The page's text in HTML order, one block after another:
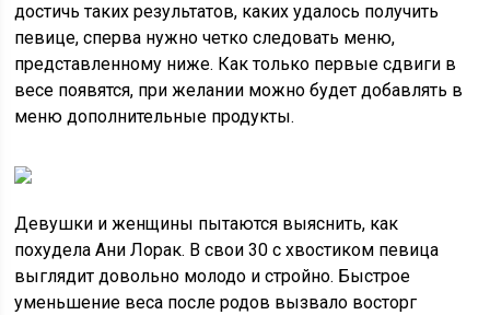
достичь таких результатов, каких удалось получить
певице, сперва нужно четко следовать меню,
представленному ниже. Как только первые сдвиги в
весе появятся, при желании можно будет добавлять в
меню дополнительные продукты.
Девушки и женщины пытаются выяснить, как
похудела Ани Лорак. В свои 30 с хвостиком певица
выглядит довольно молодо и стройно. Быстрое
уменьшение веса после родов вызвало восторг